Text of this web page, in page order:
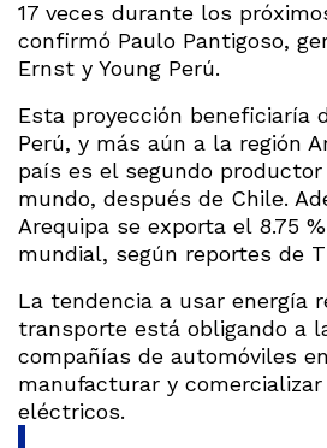
17 veces durante los
confirmó Paulo Pantigoso,
Ernst y Young Perú.
Esta proyección beneficiaría
Perú, y más aún a la región
país es el segundo
mundo, después de Chile.
Arequipa se exporta el 8.75
mundial, según reportes de
La tendencia a usar energía
transporte está obligando a
compañías de automóviles
manufacturar y
eléctricos.